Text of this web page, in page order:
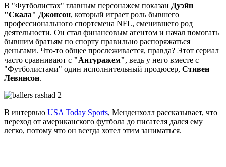
В "Футболистах" главным персонажем показан Дуэйн
"Скала" Джонсон, который играет роль бывшего
профессионального спортсмена NFL, сменившего род
деятельности. Он стал финансовым агентом и начал помогать
бывшим братьям по спорту правильно распоряжаться
деньгами. Что-то общее прослеживается, правда? Этот сериал
часто сравнивают с "Антуражем", ведь у него вместе с
"Футболистами" один исполнительный продюсер, Стивен
Левинсон.
В интервью USA Today Sports, Менденхолл рассказывает, что
переход от американского футбола до писателя дался ему
легко, потому что он всегда хотел этим заниматься.